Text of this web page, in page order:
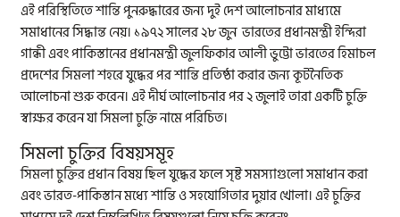
এই পরিস্থিতিতে শান্তি পুনরুদ্ধারের জন্য দুই দেশ আলোচনার মাধ্যমে
সমাধানের সিদ্ধান্ত নেয়। ১৯৭২ সালের ২৮ জুন ভারতের প্রধানমন্ত্রী ইন্দিরা
গান্ধী এবং পাকিস্তানের প্রধানমন্ত্রী জুলফিকার আলী ভুট্টো ভারতের হিমাচল
প্রদেশের সিমলা শহরে যুদ্ধের পর শান্তি প্রতিষ্ঠা করার জন্য কূটনৈতিক
আলোচনা শুরু করেন। এই দীর্ঘ আলোচনার পর ২ জুলাই তারা একটি চুক্তি
স্বাক্ষর করেন যা সিমলা চুক্তি নামে পরিচিত।
সিমলা চুক্তির বিষয়সমূহ
সিমলা চুক্তির প্রধান বিষয় ছিল যুদ্ধের ফলে সৃষ্ট সমস্যাগুলো সমাধান করা
এবং ভারত-পাকিস্তান মধ্যে শান্তি ও সহযোগিতার দুয়ার খোলা। এই চুক্তির